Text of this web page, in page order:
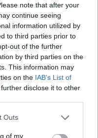
note that after your
continue seeing
information utilized by
to third parties prior to
out of the further
by third parties on the
This information may
on the IAB’s List of
disclose it to other
one or more Google
You may click to
Outs
of my